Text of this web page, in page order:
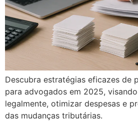
Descubra estratégias eficazes de
para advogados em 2025,
legalmente, otimizar despesas e
das mudanças tributárias.